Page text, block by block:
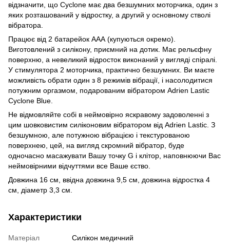
відзначити, що Cyclone має два безшумних моторчика, один з
яких розташований у відростку, а другий у основному стволі
вібратора.
Працює від 2 батарейок ААА (купуються окремо).
Виготовлений з силікону, приємний на дотик. Має рельєфну
поверхню, а невеликий відросток виконаний у вигляді спіралі.
У стимулятора 2 моторчика, практично безшумних. Ви маєте
можливість обрати один з 8 режимів вібрації, і насолодитися
потужним оргазмом, подарованим вібратором Adrien Lastic
Cyclone Blue.
Не відмовляйте собі в неймовірно яскравому задоволенні з
цим шовковистим силіконовим вібратором від Adrien Lastic. З
безшумною, але потужною вібрацією і текстурованою
поверхнею, цей, на вигляд скромний вібратор, буде
одночасно масажувати Вашу точку G і клітор, наповнюючи Вас
неймовірними відчуттями все Ваше єство.
Довжина 16 см, ввідна довжина 9,5 см, довжина відростка 4
см, діаметр 3,3 см.
Характеристики
Матеріал
Силікон медичний